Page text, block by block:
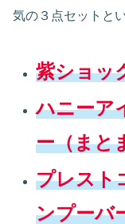
気の３点セットと
紫ショッ
ハニーア
ー（まと
プレスト
ンプーバ